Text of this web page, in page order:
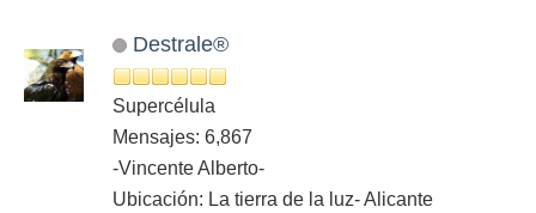
Destrale®
Supercélula
Mensajes: 6,867
-Vincente Alberto-
Ubicación: La tierra de la luz- Alicante